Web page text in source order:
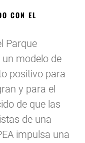
CON EL
Parque
modelo de
positivo para
y para el
de que las
de una
impulsa una